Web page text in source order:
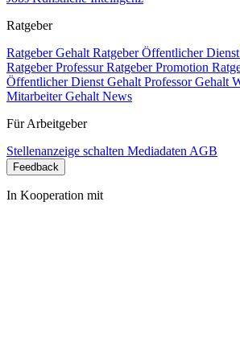
Ratgeber
Ratgeber GehaltRatgeber Öffentlicher Dienst
Ratgeber ProfessurRatgeber Promotion
Öffentlicher Dienst GehaltProfessor Gehalt
Mitarbeiter GehaltNews
Für Arbeitgeber
Stellenanzeige schalten MediadatenAGB
Feedback
In Kooperation mit